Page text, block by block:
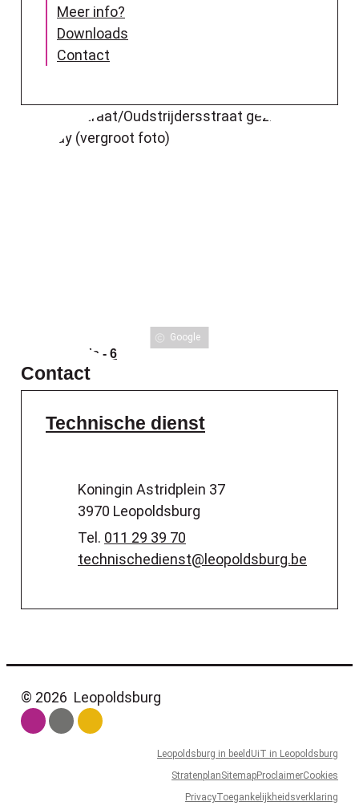
Meer info?
Downloads
Contact
Google
Alle foto's - 6
Contact
Technische dienst
AdresKoningin Astridplein 37
,3970 Leopoldsburg
011 29 39 70
E-mailtechnischedienst@ leopoldsburg.be
© 2026 Leopoldsburg
Leopoldsburg in beeld UiT in Leopoldsburg
StratenplanSitemapProclaimerCookies
PrivacyToegankelijkheidsverklaring